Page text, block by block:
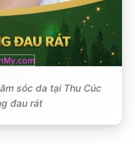
sóc da tại Thu Cúc
đau rát